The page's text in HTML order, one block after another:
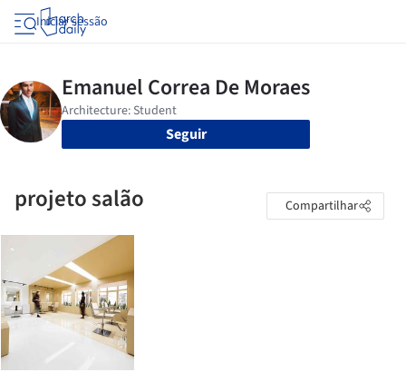
Iniciar sessão
Seguir
projeto salão Compartilhar